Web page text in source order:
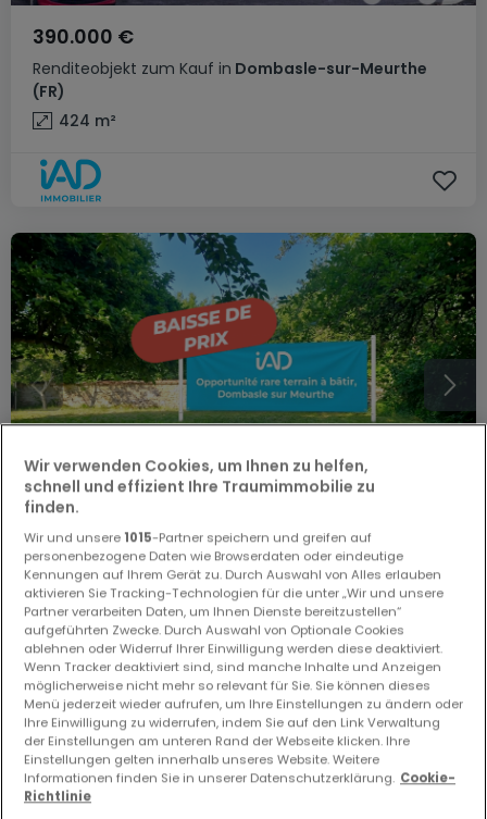
Renditeobjekt zum Kauf in Dombasle-sur-Meurthe
(FR)
390.000 €
424 m²
Terrain non constructible zum Kauf inDombasle-sur-
Meurthe(FR)
85.000 €
8,24 Ar
Wir verwenden Cookies, um Ihnen zu helfen,
schnell und effizient Ihre Traumimmobilie zu
finden.
Wir und unsere 1015-Partner speichern und greifen auf
personenbezogene Daten wie Browserdaten oder eindeutige
Kennungen auf Ihrem Gerät zu. Durch Auswahl von Alles erlauben
aktivieren Sie Tracking-Technologien für die unter „Wir und unsere
Partner verarbeiten Daten, um Ihnen Dienste bereitzustellen“
aufgeführten Zwecke. Durch Auswahl von Optionale Cookies
ablehnen oder Widerruf Ihrer Einwilligung werden diese deaktiviert.
Wenn Tracker deaktiviert sind, sind manche Inhalte und Anzeigen
möglicherweise nicht mehr so relevant für Sie. Sie können dieses
Menü jederzeit wieder aufrufen, um Ihre Einstellungen zu ändern oder
Ihre Einwilligung zu widerrufen, indem Sie auf den Link Verwaltung
der Einstellungen am unteren Rand der Webseite klicken. Ihre
Einstellungen gelten innerhalb unseres Website. Weitere
Informationen finden Sie in unserer Datenschutzerklärung. Cookie-
Richtlinie